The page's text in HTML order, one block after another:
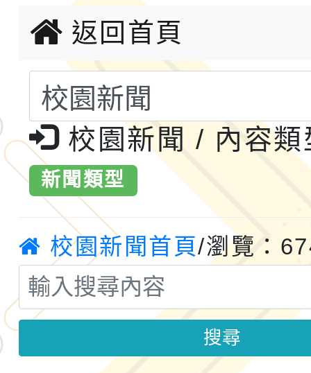
計畫子計畫十一-2：國
小時認證研習計畫」
115年度「教育部表揚
義教育推展貢獻獎」實
轉知桃園市政府交通局
共運輸服務，鼓勵民眾
桃「我的減碳存摺2.0
案，詳如說明，請參閱
115年第二屆全國原住
2026年新北亞洲盃暨
鐵人三項錦標賽
桃園市115學年度學生
「2026年『王牌愛／
運動系列徵選頒獎典禮
成果展」
2026城鎮韌性防空演習
桃園市大溪自造教育及
年八月份教師研習
國立成功大學辦理「台
返回首頁
校園新聞 / 內容類
新聞類型
校園新聞首頁/瀏覽：
搜尋